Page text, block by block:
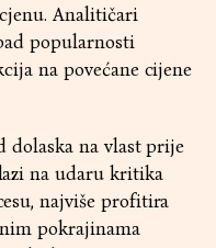
Analitičari
popularnosti
na povećane cijene
dolaska na vlast prije
na udaru kritika
najviše profitira
pokrajinama